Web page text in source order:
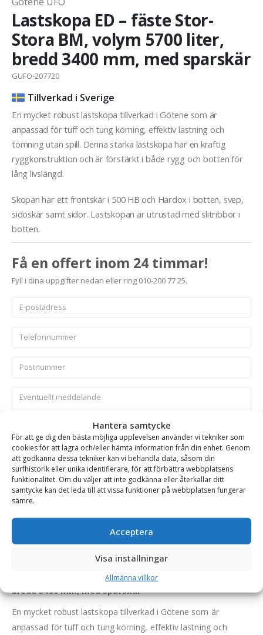
Hantera samtycke
För att ge dig den bästa möjliga upplevelsen använder vi tekniker som
cookies för att lagra och/eller hämta information från din enhet. Genom
att godkänna dessa tekniker kan vi behandla data, såsom din
surfhistorik eller unika identifierare, för att förbättra webbplatsens
funktionalitet. Om du väljer att inte godkänna eller återkallar ditt
samtycke kan det leda till att vissa funktioner på webbplatsen fungerar
sämre.
Acceptera
Visa inställningar
Allmänna villkor
Lastskopa ED – fäste Stor-
Stora BM, volym 5700 liter,
bredd 3400 mm, med sparskär
GUFO-207720
Tillverkad i Sverige
En mycket robust lastskopa tillverkad i Götene som är
anpassad för tuff och tung körning, effektiv lastning och
tömning utan spill. Denna starka lastskopa har en kraftig
ryggkonstruktion och är förstärkt i både rygg och botten för
lång livslängd.
Skopan har ett frontskär i 500 HB och Hardox i botten, svep,
sidoskär samt sidor. Lastskopan är utrustad med slitribbor i
botten.
Få en offert inom 24 timmar!
Fyll i dina uppgifter nedan eller ring 010-200 77 25.
Skicka
Se alla produkter inom samma kategori
Lastskopor
Lastskopa ED – fäste Stor-Stora BM, volym 5700 liter,
bredd 3400 mm, med sparskär
En mycket robust lastskopa tillverkad i Götene som är
anpassad för tuff och tung körning, effektiv lastning och